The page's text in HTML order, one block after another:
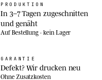
PRODUKTION
In 3–7 Tagen zugeschnitten
und genäht
Auf Bestellung · kein Lager
GARANTIE
Defekt? Wir drucken neu
Ohne Zusatzkosten